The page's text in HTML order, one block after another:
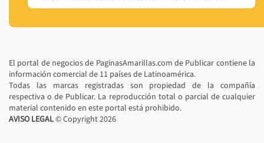
El portal de negocios de PaginasAmarillas.com de Publicar contiene la
información comercial de 11 países de Latinoamérica.
Todas las marcas registradas son propiedad de la compañía
respectiva o de Publicar. La reproducción total o parcial de cualquier
material contenido en este portal está prohibido.
AVISO LEGAL© Copyright2026